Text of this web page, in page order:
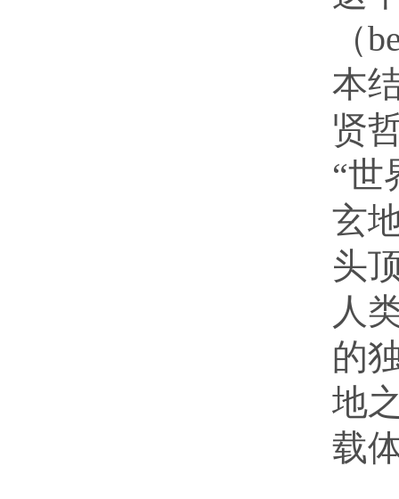
（
本
贤
“世
玄
头
人
的
地
载